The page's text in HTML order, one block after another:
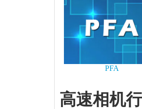
PFA
高速相机